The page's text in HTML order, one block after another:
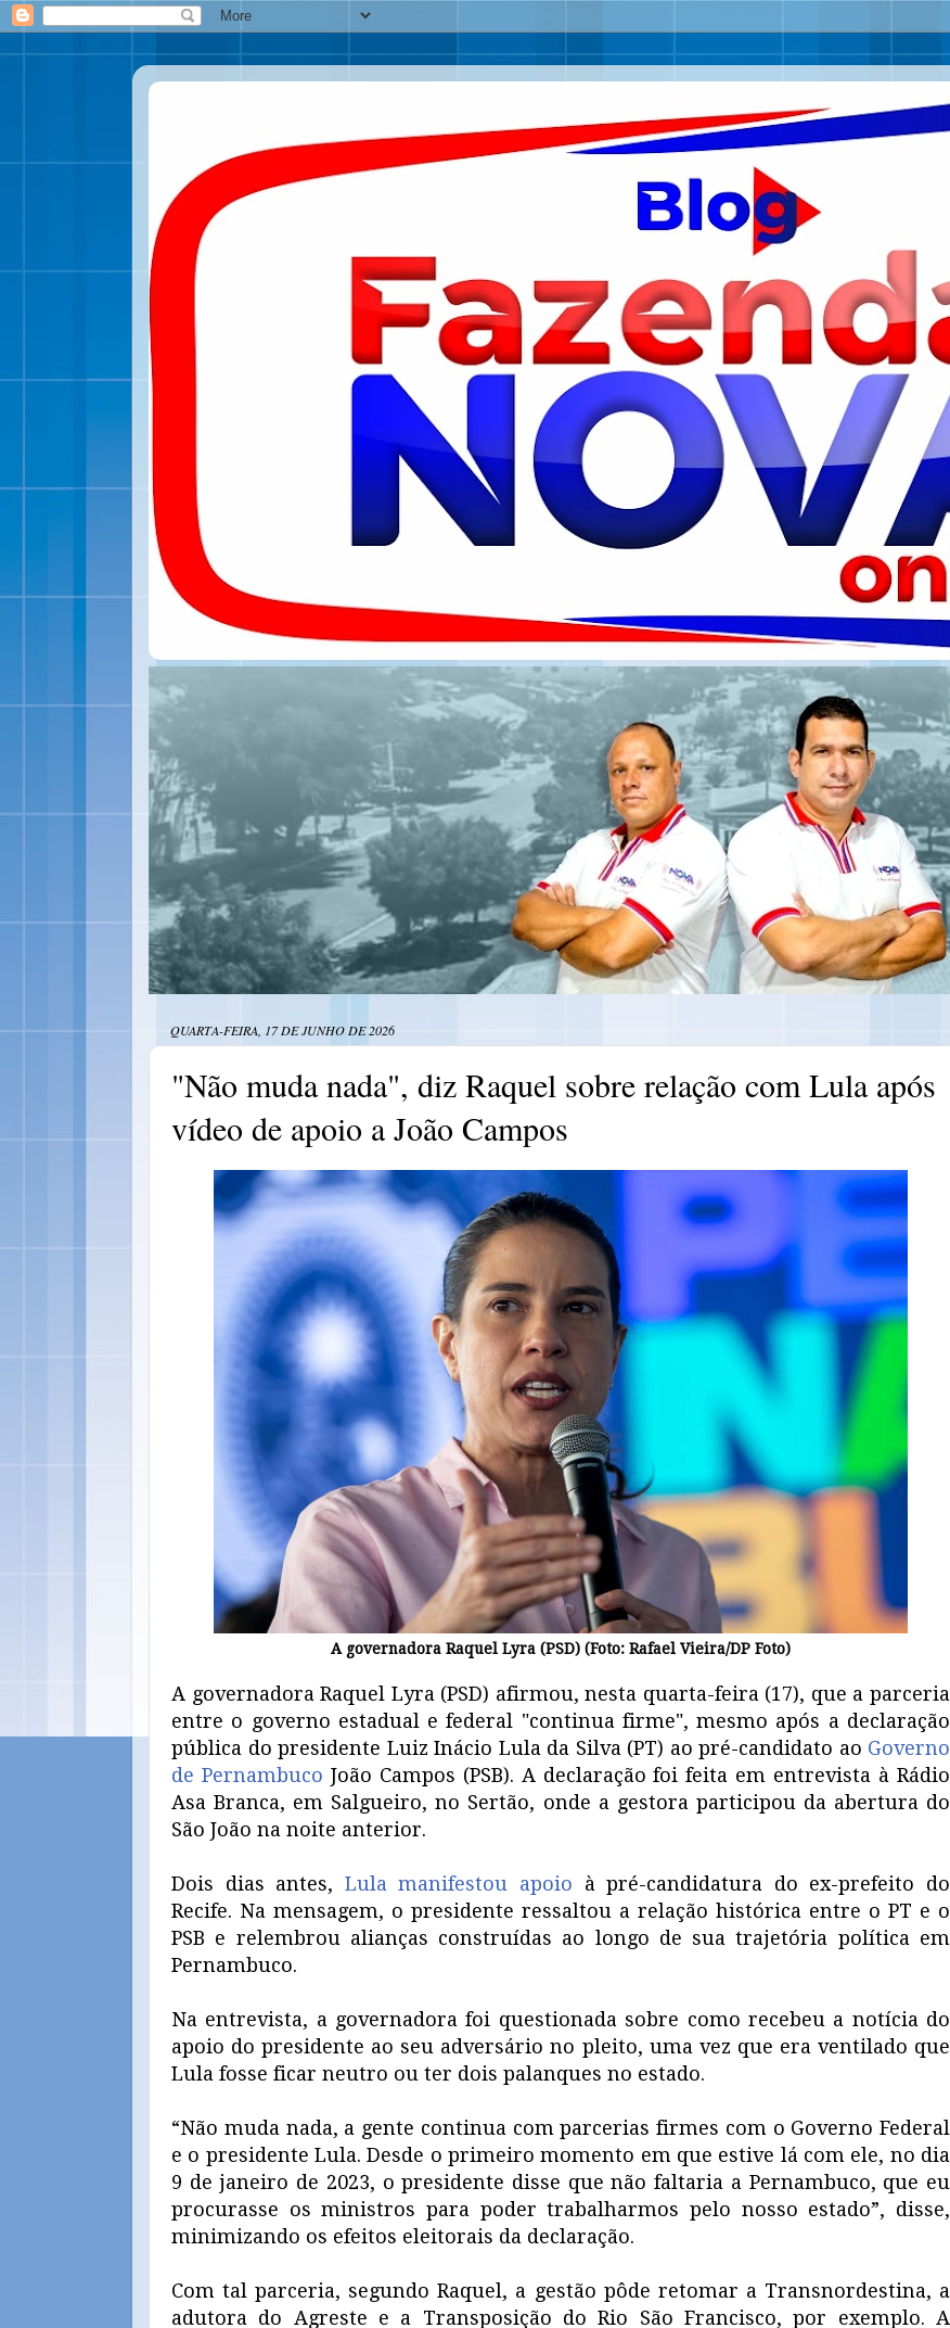
QUARTA-FEIRA, 17 DE JUNHO DE 2026
"Não muda nada", diz Raquel sobre relação com Lula após
vídeo de apoio a João Campos
A governadora Raquel Lyra (PSD) (Foto: Rafael Vieira/DP Foto)
A governadora Raquel Lyra (PSD) afirmou, nesta quarta-feira (17), que a parceria
entre o governo estadual e federal "continua firme", mesmo após a declaração
pública do presidente Luiz Inácio Lula da Silva (PT) ao pré-candidato ao Governo
de Pernambuco João Campos (PSB). A declaração foi feita em entrevista à Rádio
Asa Branca, em Salgueiro, no Sertão, onde a gestora participou da abertura do
São João na noite anterior.
Dois dias antes, Lula manifestou apoio à pré-candidatura do ex-prefeito do
Recife. Na mensagem, o presidente ressaltou a relação histórica entre o PT e o
PSB e relembrou alianças construídas ao longo de sua trajetória política em
Pernambuco.
Na entrevista, a governadora foi questionada sobre como recebeu a notícia do
apoio do presidente ao seu adversário no pleito, uma vez que era ventilado que
Lula fosse ficar neutro ou ter dois palanques no estado.
“Não muda nada, a gente continua com parcerias firmes com o Governo Federal
e o presidente Lula. Desde o primeiro momento em que estive lá com ele, no dia
9 de janeiro de 2023, o presidente disse que não faltaria a Pernambuco, que eu
procurasse os ministros para poder trabalharmos pelo nosso estado”, disse,
minimizando os efeitos eleitorais da declaração.
Com tal parceria, segundo Raquel, a gestão pôde retomar a Transnordestina, a
adutora do Agreste e a Transposição do Rio São Francisco, por exemplo. A